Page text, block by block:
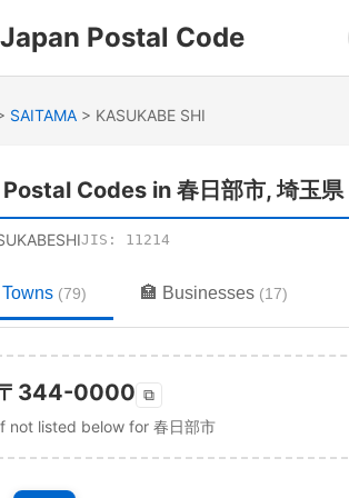
Japan Postal Code
SAITAMA > KASUKABE SHI
Postal Codes in 春日部市, 埼玉県
JIS: 11214
Towns (79) 🏣 Businesses (17)
344-0000 ⧉
not listed below for 春日部市